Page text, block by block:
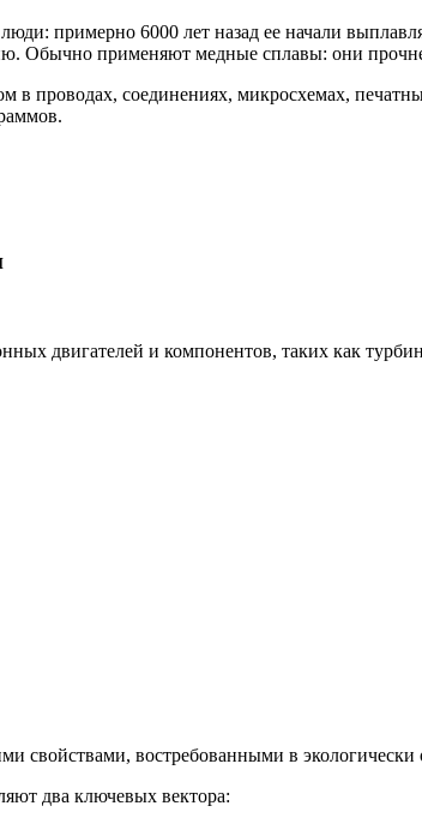
примерно 6000 лет назад ее начали
Обычно применяют медные сплавы: они
проводах, соединениях, микросхемах,
двигателей и компонентов, таких как
востребованными в экологически
два ключевых вектора: